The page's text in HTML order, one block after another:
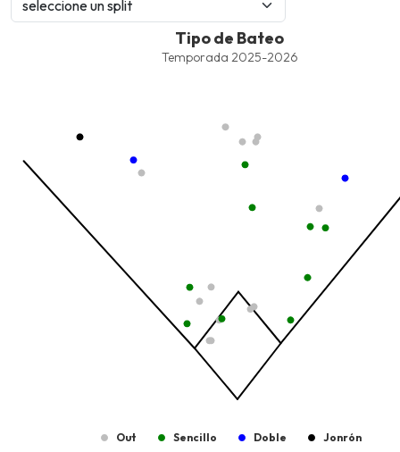
Combination chart with 8 data series.
The chart has 1 X axis displaying values. Data ranges from -
The chart has 1 Y axis displaying values. Data ranges from -
Tipo de Bateo
Temporada 2025-2026
Out Sencillo Doble Jonrón